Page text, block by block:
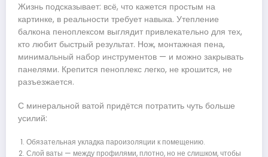
Жизнь подсказывает: всё, что кажется простым на
картинке, в реальности требует навыка. Утепление
балкона пеноплексом выглядит привлекательно для тех,
кто любит быстрый результат. Нож, монтажная пена,
минимальный набор инструментов — и можно закрывать
панелями. Крепится пеноплекс легко, не крошится, не
разъезжается.
С минеральной ватой придётся потратить чуть больше
усилий:
Обязательная укладка пароизоляции к помещению.
Слой ваты — между профилями, плотно, но не слишком, чтобы